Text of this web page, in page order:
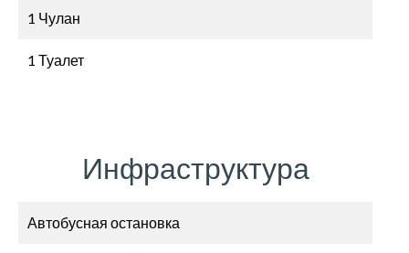
1 Чулан
1 Туалет
Инфраструктура
Автобусная остановка